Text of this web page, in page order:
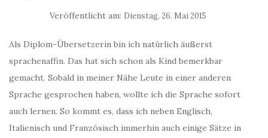
Veröffentlicht am: Dienstag, 26. Mai 2015
Als Diplom-Übersetzerin bin ich natürlich äußerst
sprachenaffin. Das hat sich schon als Kind bemerkbar
gemacht. Sobald in meiner Nähe Leute in einer anderen
Sprache gesprochen haben, wollte ich die Sprache sofort
auch lernen. So kommt es, dass ich neben Englisch,
Italienisch und Französisch immerhin auch einige Sätze in